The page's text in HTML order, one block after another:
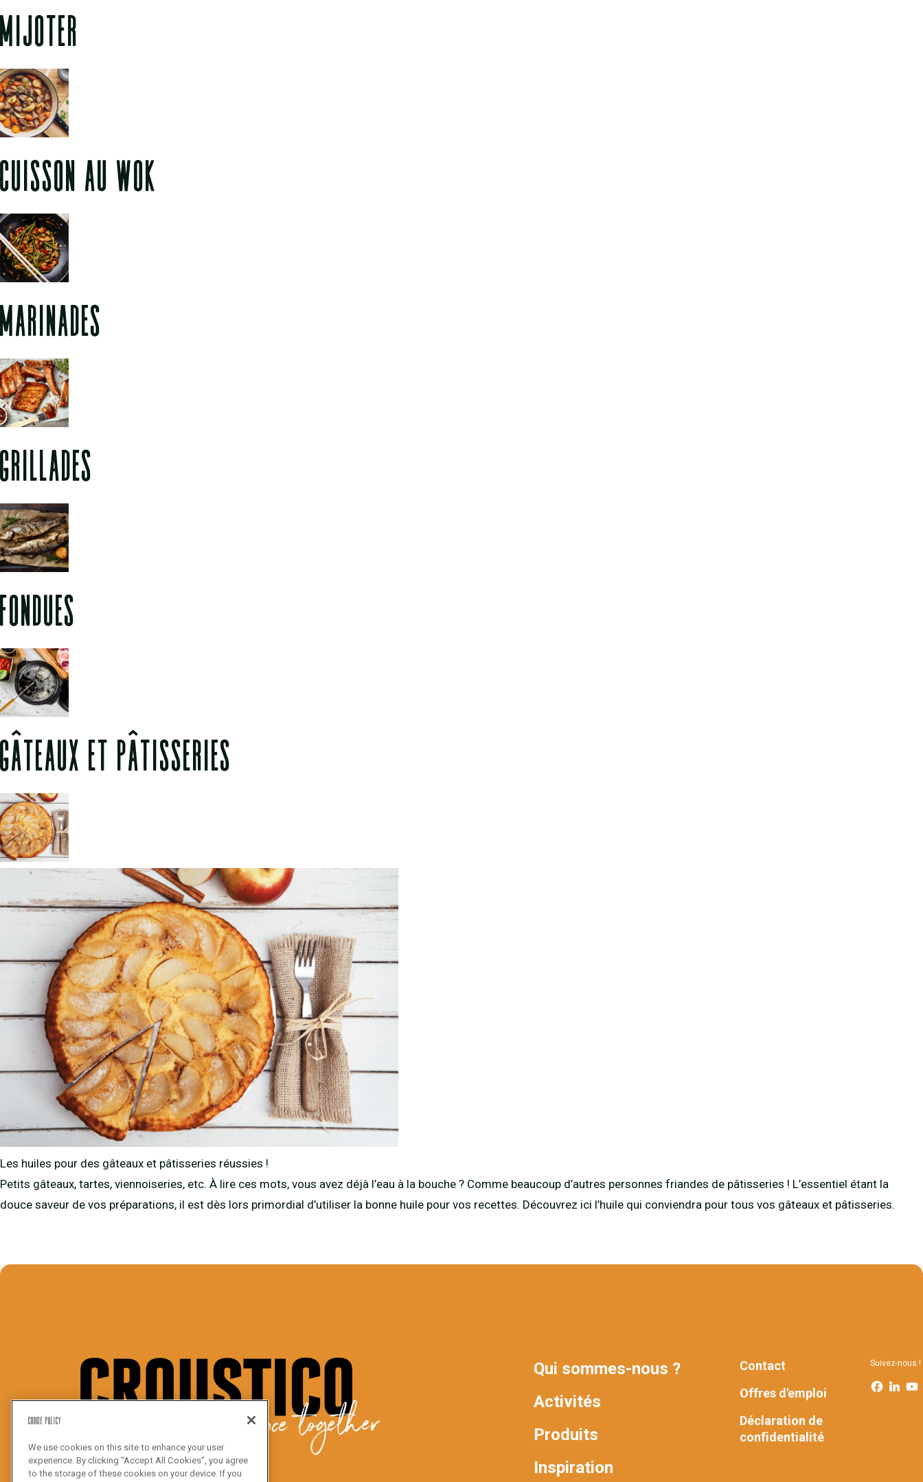
MIJOTER
CUISSON AU WOK
MARINADES
GRILLADES
FONDUES
GÂTEAUX ET PÂTISSERIES
Les huiles pour des gâteaux et pâtisseries réussies !
Petits gâteaux, tartes, viennoiseries, etc. À lire ces mots, vous avez déjà l’eau à la bouche ? Comme beaucoup d’autres personnes friandes de pâtisseries ! L’essentiel étant la
douce saveur de vos préparations, il est dès lors primordial d’utiliser la bonne huile pour vos recettes. Découvrez ici l’huile qui conviendra pour tous vos gâteaux et pâtisseries.
We bake the difference together
MAIN
NAV
Qui sommes-nous ?
Activités
Produits
Inspiration
FOOTER
Contact
Offres d'emploi
Déclaration de
confidentialité
Suivez-nous !
Cookie Policy
We use cookies on this site to enhance your user
experience. By clicking “Accept All Cookies”, you agree
to the storage of these cookies on your device. If you